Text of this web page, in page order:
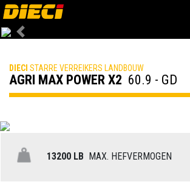
Previous
DIECI STARRE VERREIKERS LANDBOUW
AGRI MAX POWER X2 60.9 - GD
13200 LB MAX. HEFVERMOGEN